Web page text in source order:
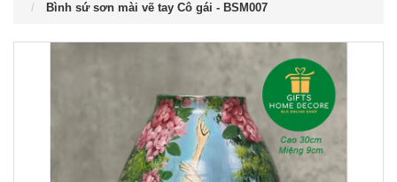
Bình sứ sơn mài vẽ tay Cô gái - BSM007